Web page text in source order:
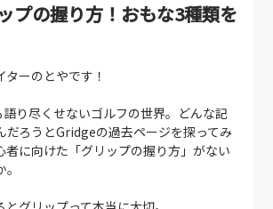
プの握り方！おもな3種類を
ーのとやです！
語り尽くせないゴルフの世界。どんな記
だろうとGridgeの過去ページを探ってみ
者に向けた「グリップの握り方」がない